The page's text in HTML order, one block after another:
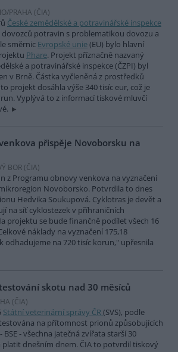
PRAHA (ČIA)
České zemědělské a potravinářské inspekce
dovozců potravin s problematikou dovozu a
směrnic Evropské unie(EU) bylo hlavní
Phare. Projekt příznačně nazvaný
a potravinářské inspekce (ČZPI) byl
v Brně. Částka vyčleněná z prostředků
projekt dosáhla výše 340 tisíc eur, což je
Vyplývá to z informací tiskové mluvčí
přispěje Novoborsku na
BOR (ČIA)
z Programu obnovy venkova na vyznačení
Novoborsko. Potvrdila to dnes
Hedvika Soukupová. Cyklotras je devět a
na síť cyklostezek v příhraničních
projektu se bude finančně podílet všech 16
náklady na vyznačení 175,18
odhadujeme na 720 tisíc korun," upřesnila
skotu nad 30 měsíců
(ČIA)
Státní veterinární správy ČR(SVS), podle
na přítomnost prionů způsobujících
- všechna jatečná zvířata starší 30
platit dnešním dnem. ČIA to potvrdil tiskový